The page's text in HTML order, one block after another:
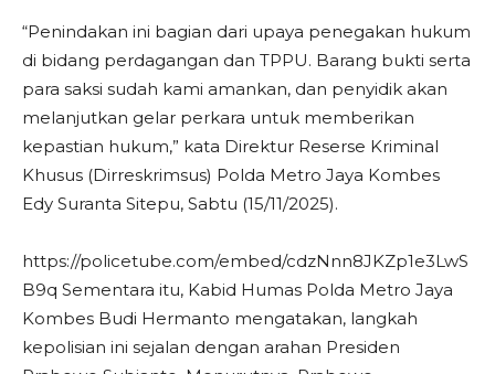
“Penindakan ini bagian dari upaya penegakan hukum
di bidang perdagangan dan TPPU. Barang bukti serta
para saksi sudah kami amankan, dan penyidik akan
melanjutkan gelar perkara untuk memberikan
kepastian hukum,” kata Direktur Reserse Kriminal
Khusus (Dirreskrimsus) Polda Metro Jaya Kombes
Edy Suranta Sitepu, Sabtu (15/11/2025).
https://policetube.com/embed/cdzNnn8JKZp1e3LwS
B9q Sementara itu, Kabid Humas Polda Metro Jaya
Kombes Budi Hermanto mengatakan, langkah
kepolisian ini sejalan dengan arahan Presiden